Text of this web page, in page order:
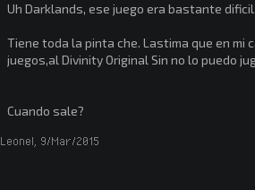
Uh Darklands, ese juego era bastante dificil.
Tiene toda la pinta che. Lastima que en mi
juegos,al Divinity Original Sin no lo puedo
Cuando sale?
Leonel 9/Mar/2015